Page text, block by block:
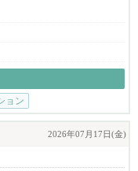
の方、または実務経験
い方
ョン
2026年07月17日(金)